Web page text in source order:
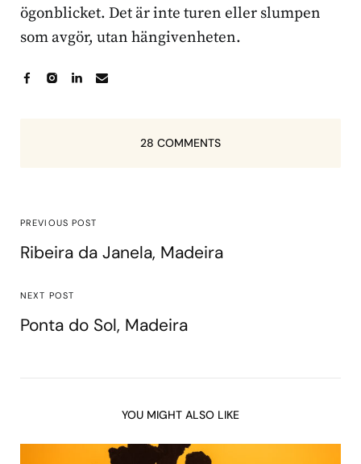
ögonblicket. Det är inte turen eller slumpen
som avgör, utan hängivenheten.
28 COMMENTS
PREVIOUS POST
Ribeira da Janela, Madeira
NEXT POST
Ponta do Sol, Madeira
YOU MIGHT ALSO LIKE